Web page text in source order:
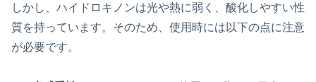
しかし、ハイドロキノンは光や熱に弱く、酸化しやすい性
質を持っています。そのため、使用時には以下の点に注意
が必要です。